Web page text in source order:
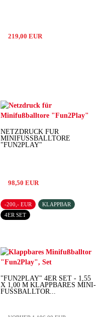
219,00 EUR
NETZDRUCK FÜR
MINIFUSSBALLTORE "
FUN2PLAY"
98,50 EUR
-200,- EUR
KLAPPBAR
4ER SET
"FUN2PLAY" 4ER SET - 1,55
X 1,00 M KLAPPBARES MINI-
FUSSBALLTOR...